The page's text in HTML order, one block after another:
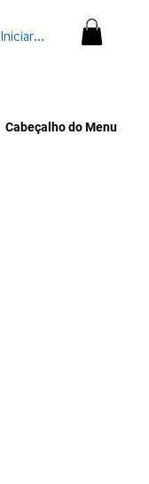
Iniciar sesión
Cabeçalho do Menu